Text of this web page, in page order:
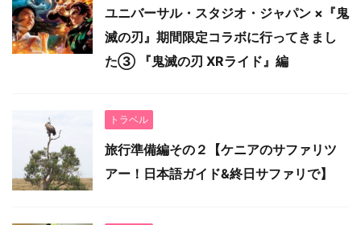
ユニバーサル・スタジオ・ジャパン ×『鬼
滅の刃』期間限定コラボに行ってきまし
た③ 『鬼滅の刃 XRライド』編
トラベル
旅行準備編その２【ケニアのサファリツ
アー！日本語ガイド&終日サファリで】